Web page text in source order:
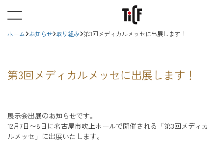
ホーム お知らせ 取り組み 第3回メディカルメッセに出展します！
第3回メディカルメッセに出展します！
展示会出展のお知らせです。
12月7日〜8日に名古屋市吹上ホールで開催される「第3回メディカ
ルメッセ」に出展いたします。